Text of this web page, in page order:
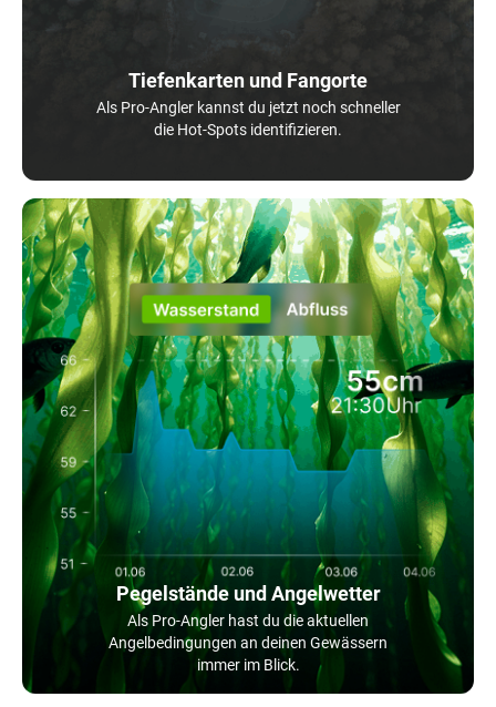
Tiefenkarten und Fangorte
Als Pro-Angler kannst du jetzt noch schneller
die Hot-Spots identifizieren.
Pegelstände und Angelwetter
Als Pro-Angler hast du die aktuellen
Angelbedingungen an deinen Gewässern
immer im Blick.